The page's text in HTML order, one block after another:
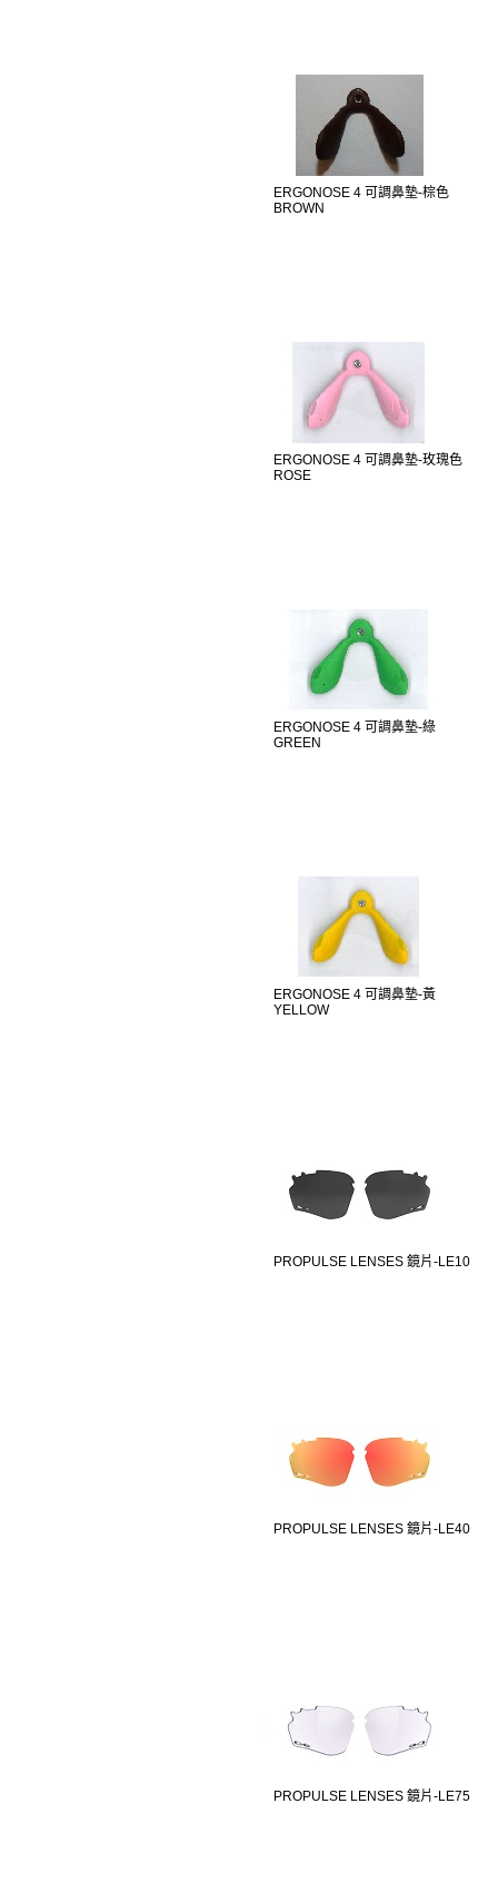
ERGONOSE 4 可調鼻墊-棕色
BROWN
ERGONOSE 4 可調鼻墊-玫瑰色
ROSE
ERGONOSE 4 可調鼻墊-綠
GREEN
ERGONOSE 4 可調鼻墊-黃
YELLOW
PROPULSE LENSES 鏡片-LE10
PROPULSE LENSES 鏡片-LE40
PROPULSE LENSES 鏡片-LE75